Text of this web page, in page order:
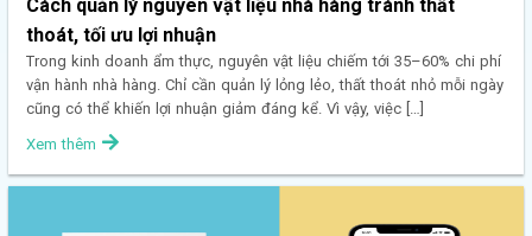
Cách quản lý nguyên vật liệu nhà hàng tránh thất
thoát, tối ưu lợi nhuận
Trong kinh doanh ẩm thực, nguyên vật liệu chiếm tới 35–60% chi phí
vận hành nhà hàng. Chỉ cần quản lý lỏng lẻo, thất thoát nhỏ mỗi ngày
cũng có thể khiến lợi nhuận giảm đáng kể. Vì vậy, việc […]
Xem thêm